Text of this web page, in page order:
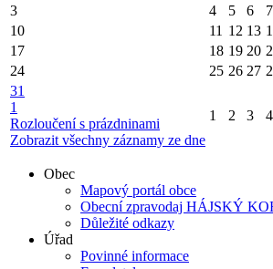
3
4 5 6 7
10
11 12 13
17
18 19 20
24
25 26 27
31
1
Rozloučení s prázdninami
Zobrazit všechny záznamy ze dne
1 2 3 4
Obec
Mapový portál obce
Obecní zpravodaj HÁJSKÝ
Důležité odkazy
Úřad
Povinné informace